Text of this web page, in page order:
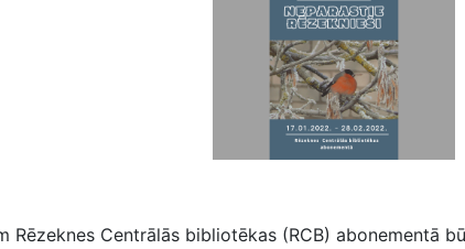
Centrālās bibliotēkas (RCB) abonementā